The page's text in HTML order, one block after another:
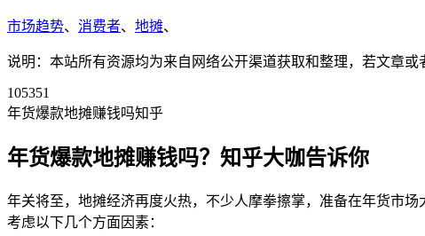
市场趋势、 消费者、 地摊、
说明：本站所有资源均为来自网络公开渠道获取和整理，若文章
105351
年货爆款地摊赚钱吗知乎
年货爆款地摊赚钱吗？知乎大咖告诉你
年关将至，地摊经济再度火热，不少人摩拳擦掌，准备在年货市
考虑以下几个方面因素：